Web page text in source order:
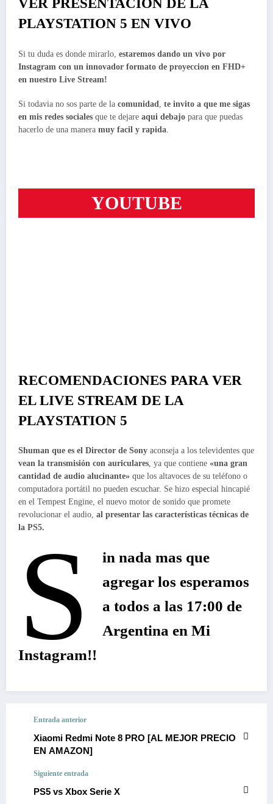
VER PRESENTACION DE LA
PLAYSTATION 5 EN VIVO
Si tu duda es donde mirarlo, estaremos dando un vivo por
Instagram con un innovador formato de proyeccion en FHD+
en nuestro Live Stream!
Si todavia no sos parte de la comunidad te invito a que me sigas
en mis redes sociales que te dejare aqui debajo para que puedas
hacerlo de una manera muy facil y rapida
YOUTUBE
RECOMENDACIONES PARA VER
EL LIVE STREAM DE LA
PLAYSTATION 5
Shuman que es el Director de Sony aconseja a los televidentes que
vean la transmisión con auriculares, ya que contiene «una gran
cantidad de audio alucinante» que los altavoces de su teléfono o
computadora portátil no pueden escuchar. Se hizo especial hincapié
en el Tempest Engine, el nuevo motor de sonido que promete
revolucionar el audio, al presentar las características técnicas de
la PS5.
S
in nada mas que
agregar los esperamos
a todos a las 17:00 de
Argentina en Mi
Instagram!!
Entrada anterior
Xiaomi Redmi Note 8 PRO [AL MEJOR PRECIO
EN AMAZON]
Siguiente entrada
PS5 vs Xbox Serie X